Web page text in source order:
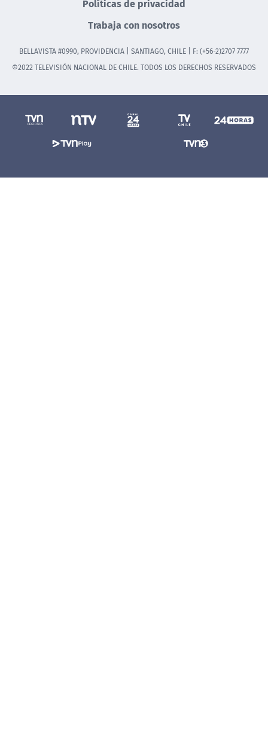
Políticas de privacidad
Trabaja con nosotros
BELLAVISTA #0990, PROVIDENCIA | SANTIAGO, CHILE | F: (+56-2)2707 7777
©2022 TELEVISIÓN NACIONAL DE CHILE. TODOS LOS DERECHOS RESERVADOS